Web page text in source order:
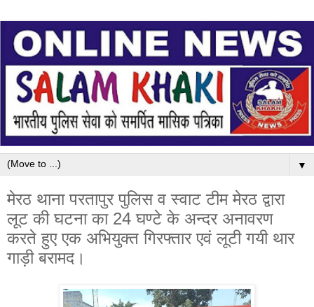
▼
मेरठ थाना परतापुर पुलिस व स्वाट टीम मेरठ द्वारा
लूट की घटना का 24 घण्टे के अन्दर अनावरण
करते हुए एक अभियुक्त गिरफ्तार एवं लूटी गयी थार
गाड़ी बरामद।